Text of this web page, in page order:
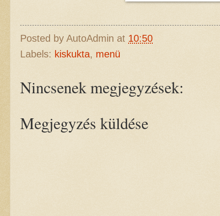
Posted by AutoAdmin at 10:50
Labels: kiskukta, menü
Nincsenek megjegyzések:
Megjegyzés küldése